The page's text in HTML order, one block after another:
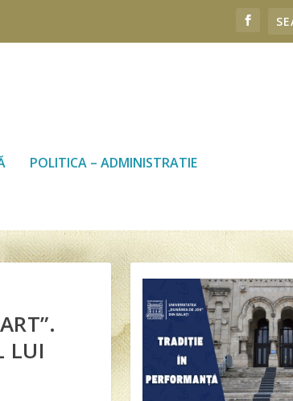
POLITICA – ADMINISTRATIE
LUI